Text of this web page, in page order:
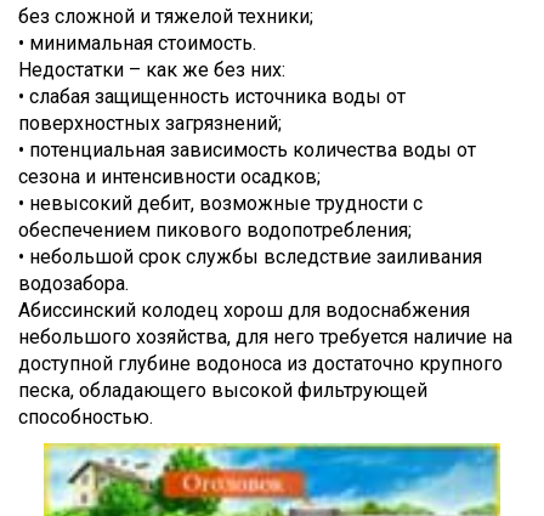
без сложной и тяжелой техники;
• минимальная стоимость.
Недостатки – как же без них:
• слабая защищенность источника воды от
поверхностных загрязнений;
• потенциальная зависимость количества воды от
сезона и интенсивности осадков;
• невысокий дебит, возможные трудности с
обеспечением пикового водопотребления;
• небольшой срок службы вследствие заиливания
водозабора.
Абиссинский колодец хорош для водоснабжения
небольшого хозяйства, для него требуется наличие на
доступной глубине водоноса из достаточно крупного
песка, обладающего высокой фильтрующей
способностью.